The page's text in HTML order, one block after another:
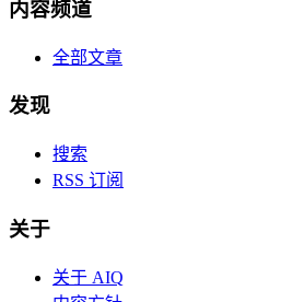
内容频道
全部文章
发现
搜索
RSS 订阅
关于
关于 AIQ